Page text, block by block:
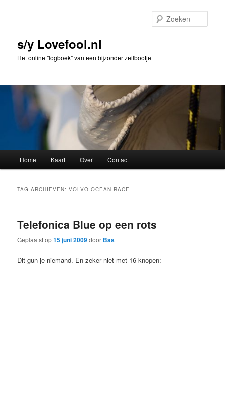
inhoud
inhouds/y Lovefool.nl
Het online "logboek" van een bijzonder zeilbootje
Home Kaart Over Contact
TAG ARCHIEVEN:VOLVO-OCEAN-RACE
Telefonica Blue op een rots
Geplaatst op15 juni 2009door Bas
Dit gun je niemand. En zeker niet met 16 knopen: